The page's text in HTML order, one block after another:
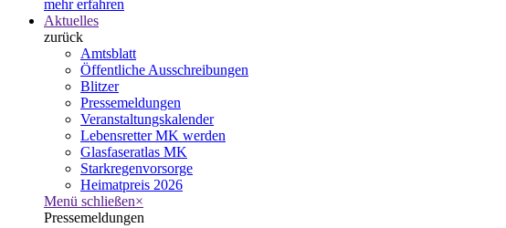
mehr erfahren
Aktuelles
zurück
Amtsblatt
Öffentliche Ausschreibungen
Blitzer
Pressemeldungen
Veranstaltungskalender
Lebensretter MK werden
Glasfaseratlas MK
Starkregenvorsorge
Heimatpreis 2026
Menü schließen×
Pressemeldungen